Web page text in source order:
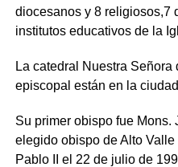
diocesanos y 8 religiosos,7
institutos educativos de la
La catedral Nuestra
episcopal están en la
Su primer obispo fue
elegido obispo de Alto
Pablo II el 22 de julio de